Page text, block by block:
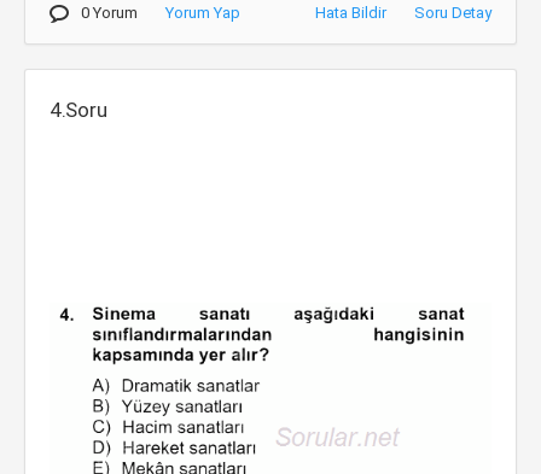
0 Yorum Yorum Yap Hata Bildir Soru Detay
4.Soru